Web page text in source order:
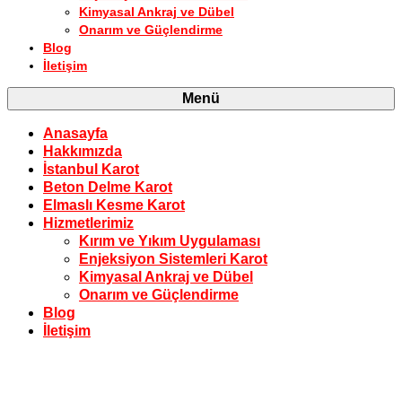
Kimyasal Ankraj ve Dübel
Onarım ve Güçlendirme
Blog
İletişim
Menü
Anasayfa
Hakkımızda
İstanbul Karot
Beton Delme Karot
Elmaslı Kesme Karot
Hizmetlerimiz
Kırım ve Yıkım Uygulaması
Enjeksiyon Sistemleri Karot
Kimyasal Ankraj ve Dübel
Onarım ve Güçlendirme
Blog
İletişim